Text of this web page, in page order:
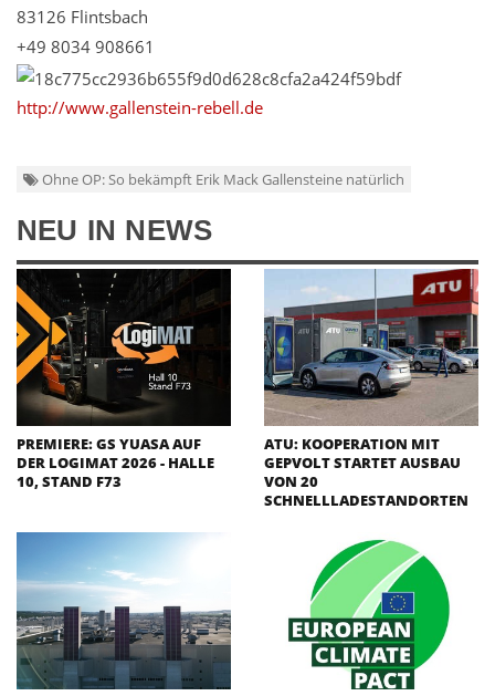
83126 Flintsbach
+49 8034 908661
http://www.gallenstein-rebell.de
Ohne OP: So bekämpft Erik Mack Gallensteine natürlich
NEU IN NEWS
PREMIERE: GS YUASA AUF
DER LOGIMAT 2026 - HALLE
10, STAND F73
ATU: KOOPERATION MIT
GEPVOLT STARTET AUSBAU
VON 20
SCHNELLLADESTANDORTEN